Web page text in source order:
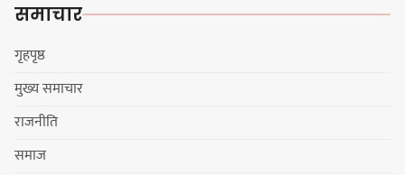
चाम्लिङको चेतावनी
समाचार
गृहपृष्ठ
मुख्य समाचार
राजनीति
समाज